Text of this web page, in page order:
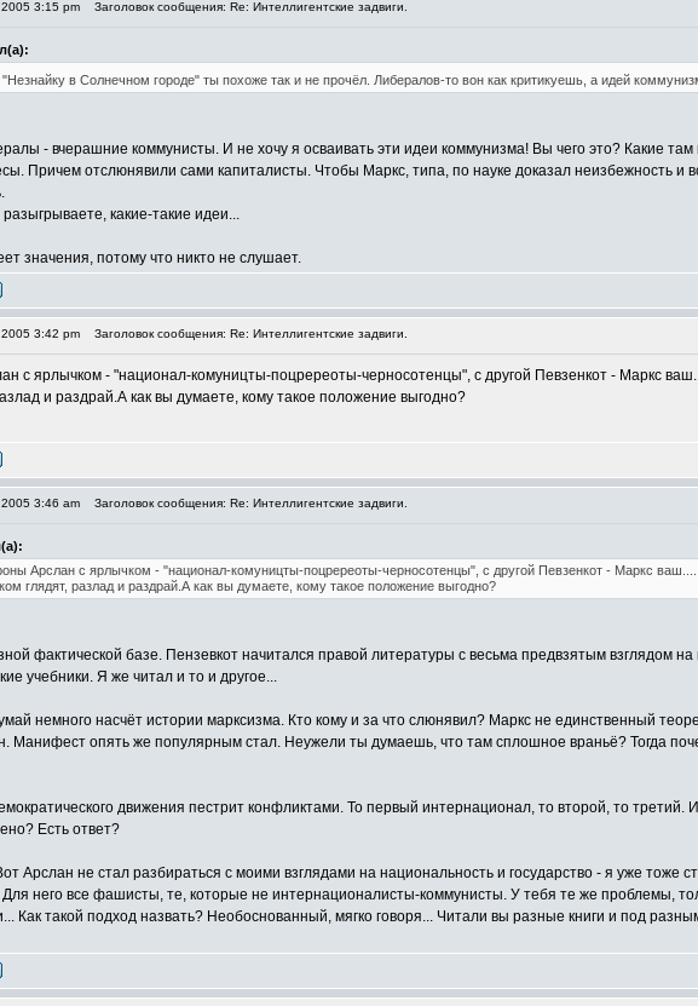
3:15 pm Заголовок сообщения: Re: Интеллигентские задвиги.
в Солнечном городе" ты похоже так и не прочёл. Либералов-то вон как критикуешь, а идей
- вчерашние коммунисты. И не хочу я осваивать эти идеи коммунизма! Вы чего это? Какие
Причем отслюнявили сами капиталисты. Чтобы Маркс, типа, по науке доказал неизбежность и
какие-такие идеи...
значения, потому что никто не слушает.
3:42 pm Заголовок сообщения: Re: Интеллигентские задвиги.
с ярлычком - "национал-комуницты-поцререоты-черносотенцы", с другой Певзенкот - Маркс
и раздрай.А как вы думаете, кому такое положение выгодно?
3:46 am Заголовок сообщения: Re: Интеллигентские задвиги.
Арслан с ярлычком - "национал-комуницты-поцререоты-черносотенцы", с другой Певзенкот - Маркс
глядят, разлад и раздрай.А как вы думаете, кому такое положение выгодно?
фактической базе. Пензевкот начитался правой литературы с весьма предвзятым взглядом
учебники. Я же читал и то и другое...
немного насчёт истории марксизма. Кто кому и за что слюнявил? Маркс не единственный
Манифест опять же популярным стал. Неужели ты думаешь, что там сплошное враньё? Тогда
движения пестрит конфликтами. То первый интернационал, то второй, то третий.
Есть ответ?
Арслан не стал разбираться с моими взглядами на национальность и государство - я уже тоже
него все фашисты, те, которые не интернационалисты-коммунисты. У тебя те же проблемы,
Как такой подход назвать? Необоснованный, мягко говоря... Читали вы разные книги и под